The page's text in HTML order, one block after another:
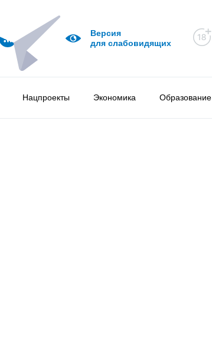
Версия
для слабовидящих
Нацпроекты Экономика Образование